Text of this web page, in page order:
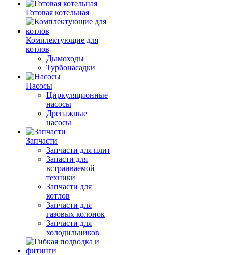
Готовая котельная
Комплектующие для
котлов
Дымоходы
Турбонасадки
Насосы
Циркуляционные
насосы
Дренажные
насосы
Запчасти
Запчасти для плит
Запасти для
встраиваемой
техники
Запчасти для
котлов
Запчасти для
газовых колонок
Запчасти для
холодильников